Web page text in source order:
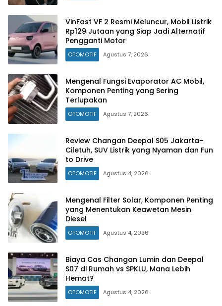
VinFast VF 2 Resmi Meluncur, Mobil Listrik
Rp129 Jutaan yang Siap Jadi Alternatif
Pengganti Motor
OTOMOTIF Agustus 7, 2026
Mengenal Fungsi Evaporator AC Mobil,
Komponen Penting yang Sering
Terlupakan
OTOMOTIF Agustus 7, 2026
Review Changan Deepal S05 Jakarta–
Ciletuh, SUV Listrik yang Nyaman dan Fun
to Drive
OTOMOTIF Agustus 4, 2026
Mengenal Filter Solar, Komponen Penting
yang Menentukan Keawetan Mesin
Diesel
OTOMOTIF Agustus 4, 2026
Biaya Cas Changan Lumin dan Deepal
S07 di Rumah vs SPKLU, Mana Lebih
Hemat?
OTOMOTIF Agustus 4, 2026